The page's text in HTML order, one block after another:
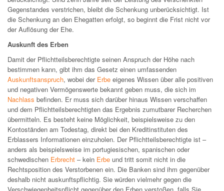
Gegenstandes verstrichen, bleibt die Schenkung unberücksichtigt. Ist
die Schenkung an den Ehegatten erfolgt, so beginnt die Frist nicht vor
der Auflösung der Ehe.
Auskunft des Erben
Damit der Pflichtteilsberechtigte seinen Anspruch der Höhe nach
bestimmen kann, gibt ihm das Gesetz einen umfassenden
Auskunftsanspruch, wobei der Erbe eigenes Wissen über alle positiven
und negativen Vermögenswerte bekannt geben muss, die sich im
Nachlass befinden. Er muss sich darüber hinaus Wissen verschaffen
und dem Pflichtteilsberechtigten das Ergebnis zumutbarer Recherchen
übermitteln. Es besteht keine Möglichkeit, beispielsweise zu den
Kontoständen am Todestag, direkt bei den Kreditinstituten des
Erblassers Informationen einzuholen. Der Pflichtteilsberechtigte ist –
anders als beispielsweise im portugiesischen, spanischen oder
schwedischen Erbrecht – kein Erbe und tritt somit nicht in die
Rechtsposition des Verstorbenen ein. Die Banken sind ihm gegenüber
deshalb nicht auskunftspflichtig. Sie würden vielmehr gegen die